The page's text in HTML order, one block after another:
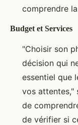
comprendre
Budget et Services
"Choisir son
décision qui
essentiel que
vos attentes,"
de
de vérifier si